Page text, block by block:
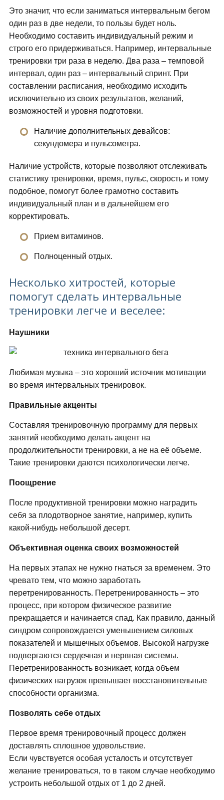
Это значит, что если заниматься интервальным бегом
один раз в две недели, то пользы будет ноль.
Необходимо составить индивидуальный режим и
строго его придерживаться. Например, интервальные
тренировки три раза в неделю. Два раза – темповой
интервал, один раз – интервальный спринт. При
составлении расписания, необходимо исходить
исключительно из своих результатов, желаний,
возможностей и уровня подготовки.
Наличие дополнительных девайсов:
секундомера и пульсометра.
Наличие устройств, которые позволяют отслеживать
статистику тренировки, время, пульс, скорость и тому
подобное, помогут более грамотно составить
индивидуальный план и в дальнейшем его
корректировать.
Прием витаминов.
Полноценный отдых.
Несколько хитростей, которые
помогут сделать интервальные
тренировки легче и веселее:
Наушники
Любимая музыка – это хороший источник мотивации
во время интервальных тренировок.
Правильные акценты
Составляя тренировочную программу для первых
занятий необходимо делать акцент на
продолжительности тренировки, а не на её объеме.
Такие тренировки даются психологически легче.
Поощрение
После продуктивной тренировки можно наградить
себя за плодотворное занятие, например, купить
какой-нибудь небольшой десерт.
Объективная оценка своих возможностей
На первых этапах не нужно гнаться за временем. Это
чревато тем, что можно заработать
перетренированность. Перетренированность – это
процесс, при котором физическое развитие
прекращается и начинается спад. Как правило, данный
синдром сопровождается уменьшением силовых
показателей и мышечных объемов. Высокой нагрузке
подвергаются сердечная и нервная системы.
Перетренированность возникает, когда объем
физических нагрузок превышает восстановительные
способности организма.
Позволять себе отдых
Первое время тренировочный процесс должен
доставлять сплошное удовольствие.
Если чувствуется особая усталость и отсутствует
желание тренироваться, то в таком случае необходимо
устроить небольшой отдых от 1 до 2 дней.